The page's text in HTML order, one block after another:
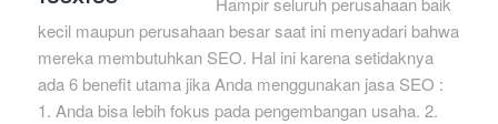
kecil maupun perusahaan besar saat ini menyadari bahwa
mereka membutuhkan SEO. Hal ini karena setidaknya
ada 6 benefit utama jika Anda menggunakan jasa SEO :
1. Anda bisa lebih fokus pada pengembangan usaha. 2.